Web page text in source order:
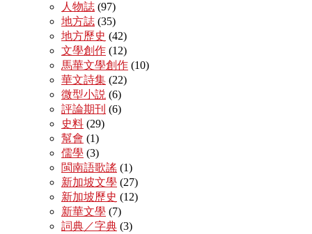
人物誌 (97)
地方誌 (35)
地方歷史 (42)
文學創作 (12)
馬華文學創作 (10)
華文詩集 (22)
微型小説 (6)
評論期刊 (6)
史料 (29)
幫會 (1)
儒學 (3)
閩南語歌謠 (1)
新加坡文學 (27)
新加坡歷史 (12)
新華文學 (7)
詞典／字典 (3)